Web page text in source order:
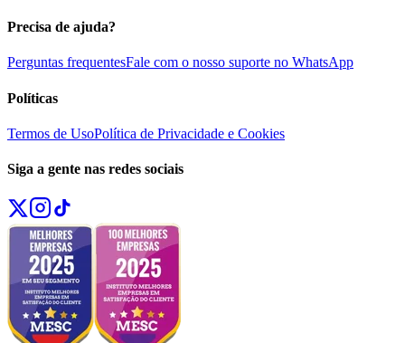
Precisa de ajuda?
Perguntas frequentesFale com o nosso suporte no WhatsApp
Políticas
Termos de UsoPolítica de Privacidade e Cookies
Siga a gente nas redes sociais